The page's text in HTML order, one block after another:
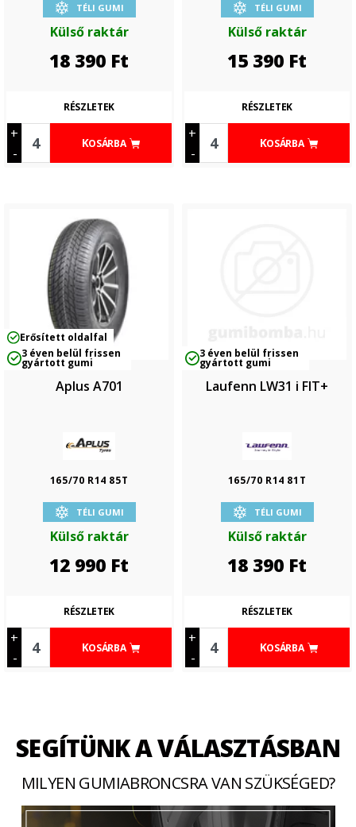
TÉLI GUMI
Külső raktár
18 390 Ft
+
-
KOSÁRBA
RÉSZLETEK
TÉLI GUMI
Külső raktár
15 390 Ft
+
-
KOSÁRBA
RÉSZLETEK
Erősített oldalfal
3 éven belül frissen
gyártott gumi
Aplus A701
165/70 R14 85T
TÉLI GUMI
Külső raktár
12 990 Ft
+
-
KOSÁRBA
RÉSZLETEK
3 éven belül frissen
gyártott gumi
Laufenn LW31 i FIT+
165/70 R14 81T
TÉLI GUMI
Külső raktár
18 390 Ft
+
-
KOSÁRBA
RÉSZLETEK
SEGÍTÜNK A VÁLASZTÁSBAN
MILYEN GUMIABRONCSRA VAN SZÜKSÉGED?